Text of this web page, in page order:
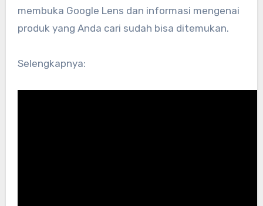
membuka Google Lens dan informasi mengenai
produk yang Anda cari sudah bisa ditemukan.
Selengkapnya: